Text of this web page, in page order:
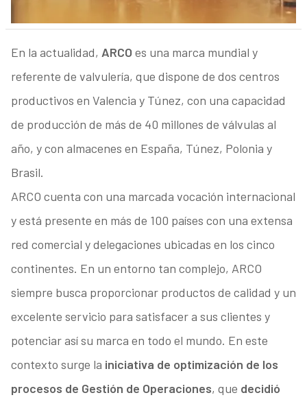
En la actualidad, ARCO es una marca mundial y
referente de valvulería, que dispone de dos centros
productivos en Valencia y Túnez, con una capacidad
de producción de más de 40 millones de válvulas al
año, y con almacenes en España, Túnez, Polonia y
Brasil.
ARCO cuenta con una marcada vocación internacional
y está presente en más de 100 países con una extensa
red comercial y delegaciones ubicadas en los cinco
continentes. En un entorno tan complejo, ARCO
siempre busca proporcionar productos de calidad y un
excelente servicio para satisfacer a sus clientes y
potenciar así su marca en todo el mundo. En este
contexto surge la iniciativa de optimización de los
procesos de Gestión de Operaciones, que decidió